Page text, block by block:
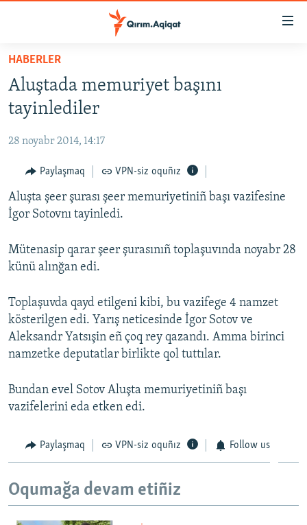
Esas
qaytmaq
Baş
navigatsiyağa
qaytmaq
qaytmaq
HABERLER
SİYASET
İQTİSADİYAT
CEMİYET
MEDENİYET
İNSAN AQLARI
VİDEO
SÜRET
BLOGLAR
FİKİR
Русский
Українською
QOŞULIÑIZ!
HABERLER
Aluştada memuriyet başını
tayinlediler
28 noyabr 2014, 14:17
Paylaşmaq VPN-siz oquñız
Aluşta şeer şurası şeer memuriyetiniñ başı vazifesine
İgor Sotovnı tayinledi.
Mütenasip qarar şeer şurasınıñ toplaşuvında noyabr 28
künü alınğan edi.
Toplaşuvda qayd etilgeni kibi, bu vazifege 4 namzet
kösterilgen edi. Yarış neticesinde İgor Sotov ve
Aleksandr Yatsışin eñ çoq rey qazandı. Amma birinci
namzetke deputatlar birlikte qol tuttılar.
Bundan evel Sotov Aluşta memuriyetiniñ başı
vazifelerini eda etken edi.
Paylaşmaq VPN-siz oquñız Follow us
Oqumağa devam etiñiz